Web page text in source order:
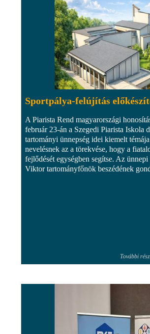
Sportpálya-felújítás
A Piarista Rend magyarországi
február 23-án a Szegedi Piarista Iskola
tartományi ünnepség idei kiemelt
nevelésnek az a törekvése, hogy a
fejlődését egységben segítse. Az
Viktor tartományfőnök beszédének
További